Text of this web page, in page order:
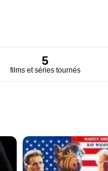
5
films et séries tournés